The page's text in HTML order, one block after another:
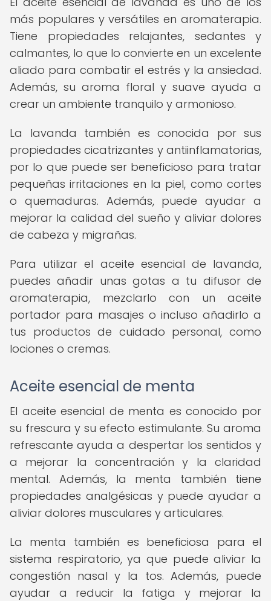
más populares y versátiles en aromaterapia.
Tiene propiedades relajantes, sedantes y
calmantes, lo que lo convierte en un excelente
aliado para combatir el estrés y la ansiedad.
Además, su aroma floral y suave ayuda a
crear un ambiente tranquilo y armonioso.
La lavanda también es conocida por sus
propiedades cicatrizantes y antiinflamatorias,
por lo que puede ser beneficioso para tratar
pequeñas irritaciones en la piel, como cortes
o quemaduras. Además, puede ayudar a
mejorar la calidad del sueño y aliviar dolores
de cabeza y migrañas.
Para utilizar el aceite esencial de lavanda,
puedes añadir unas gotas a tu difusor de
aromaterapia, mezclarlo con un aceite
portador para masajes o incluso añadirlo a
tus productos de cuidado personal, como
lociones o cremas.
Aceite esencial de menta
El aceite esencial de menta es conocido por
su frescura y su efecto estimulante. Su aroma
refrescante ayuda a despertar los sentidos y
a mejorar la concentración y la claridad
mental. Además, la menta también tiene
propiedades analgésicas y puede ayudar a
aliviar dolores musculares y articulares.
La menta también es beneficiosa para el
sistema respiratorio, ya que puede aliviar la
congestión nasal y la tos. Además, puede
ayudar a reducir la fatiga y mejorar la